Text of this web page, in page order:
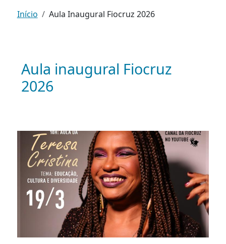
Início Aula Inaugural Fiocruz 2026
Aula inaugural Fiocruz
2026